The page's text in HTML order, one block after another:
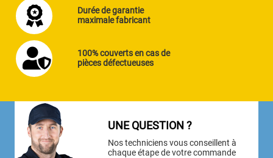
Durée de garantie
maximale fabricant
100% couverts en cas de
pièces défectueuses
UNE QUESTION ?
Nos techniciens vous conseillent à
chaque étape de votre commande